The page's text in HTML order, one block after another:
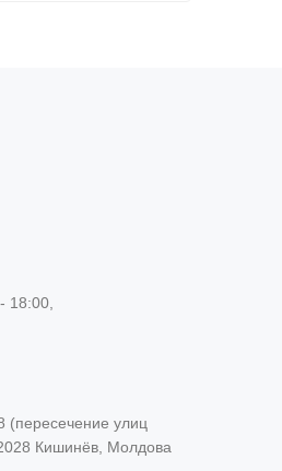
18:00,
(пересечение улиц
Кишинёв, Молдова